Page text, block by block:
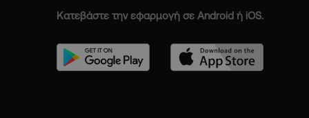
Κατεβάστε την εφαρμογή σε Android ή iOS.